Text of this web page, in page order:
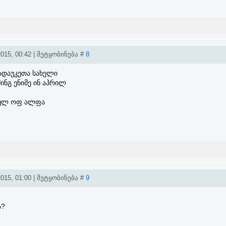
00:42 | შეტყობინება # 8
სახელი
ენიმე ინ აპრილ
ოფ ალფა
01:00 | შეტყობინება # 9